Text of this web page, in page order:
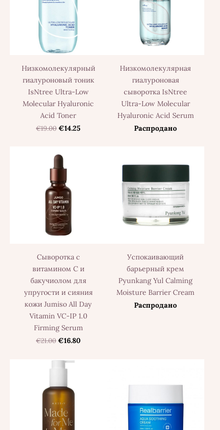
Низкомолекулярный
гиалуроновый тоник
IsNtree Ultra-Low
Molecular Hyaluronic
Acid Toner
€19.00 €14.25
Низкомолекулярная
гиалуроновая
сыворотка IsNtree
Ultra-Low Molecular
Hyaluronic Acid Serum
Распродано
Сыворотка с
витамином C и
бакучиолом для
упругости и сияния
кожи Jumiso All Day
Vitamin VC-IP 1.0
Firming Serum
€21.00 €16.80
Успокаивающий
барьерный крем
Pyunkang Yul Calming
Moisture Barrier Cream
Распродано